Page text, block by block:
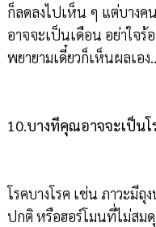
ก็ลดลงไปเห็น ๆ แต่บางค
อาจจะเป็นเดือน อย่าใจร้
พยายามเดี๋ยวก็เห็นผลเอง
10.บางทีคุณอาจจะเป็นโ
โรคบางโรค เช่น ภาวะมีถุ
ปกติ หรือฮอร์โมนที่ไม่สม